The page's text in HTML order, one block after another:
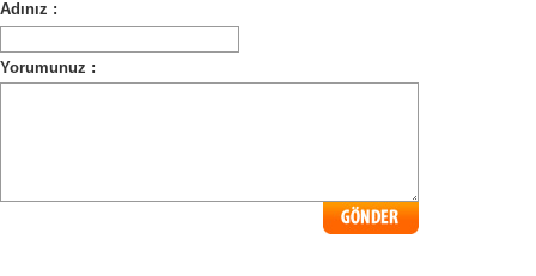
Adınız :
Yorumunuz :